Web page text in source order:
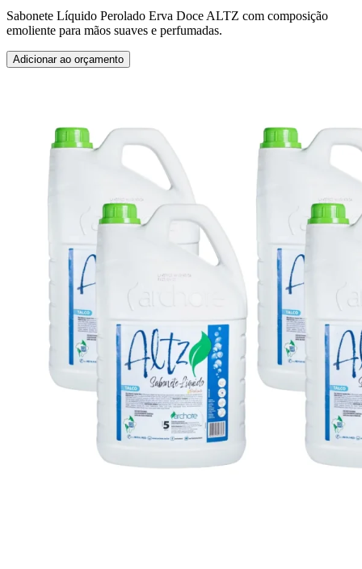
Sabonete Líquido Perolado Erva Doce ALTZ com composição
emoliente para mãos suaves e perfumadas.
Adicionar ao orçamento